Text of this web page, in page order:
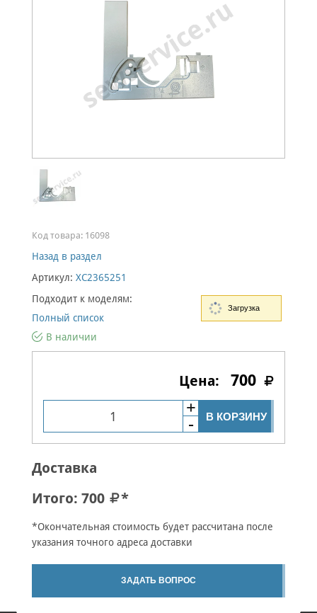
Код товара: 16098
Назад в раздел
Артикул: XC2365251
Подходит к моделям:
Полный список
В наличии
700
В КОРЗИНУ
Доставка
Итого: 700 *
*Окончательная стоимость будет рассчитана после
указания точного адреса доставки
ЗАДАТЬ ВОПРОС
Загрузка